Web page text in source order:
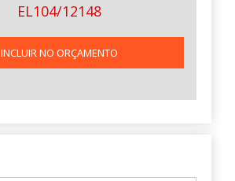
EL104/12148
INCLUIR NO ORÇAMENTO